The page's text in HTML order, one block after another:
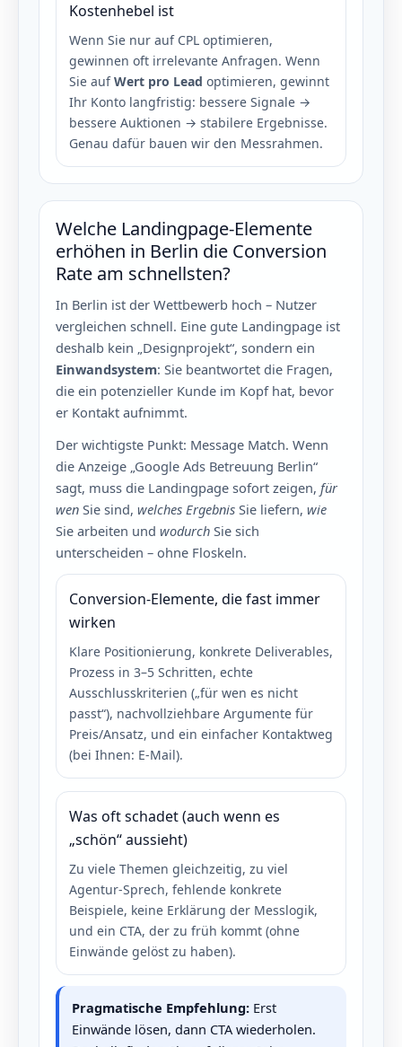
Kostenhebel ist
Wenn Sie nur auf CPL optimieren,
gewinnen oft irrelevante Anfragen. Wenn
Sie aufWert pro Lead optimieren, gewinnt
Ihr Konto langfristig: bessere Signale →
bessere Auktionen → stabilere Ergebnisse.
Genau dafür bauen wir den Messrahmen.
Welche Landingpage-Elemente
erhöhen in Berlin die Conversion
Rate am schnellsten?
In Berlin ist der Wettbewerb hoch – Nutzer
vergleichen schnell. Eine gute Landingpage ist
deshalb kein „Designprojekt“, sondern ein
Einwandsystem: Sie beantwortet die Fragen,
die ein potenzieller Kunde im Kopf hat, bevor
er Kontakt aufnimmt.
Der wichtigste Punkt: Message Match. Wenn
die Anzeige „Google Ads Betreuung Berlin“
sagt, muss die Landingpage sofort zeigen, für
wen Sie sind, welches Ergebnis Sie liefern, wie
Sie arbeiten und wodurch Sie sich
unterscheiden – ohne Floskeln.
Conversion-Elemente, die fast immer
wirken
Klare Positionierung, konkrete Deliverables,
Prozess in 3–5 Schritten, echte
Ausschlusskriterien („für wen es nicht
passt“), nachvollziehbare Argumente für
Preis/Ansatz, und ein einfacher Kontaktweg
(bei Ihnen: E-Mail).
Was oft schadet (auch wenn es
„schön“ aussieht)
Zu viele Themen gleichzeitig, zu viel
Agentur-Sprech, fehlende konkrete
Beispiele, keine Erklärung der Messlogik,
und ein CTA, der zu früh kommt (ohne
Einwände gelöst zu haben).
Pragmatische Empfehlung: Erst
Einwände lösen, dann CTA wiederholen.